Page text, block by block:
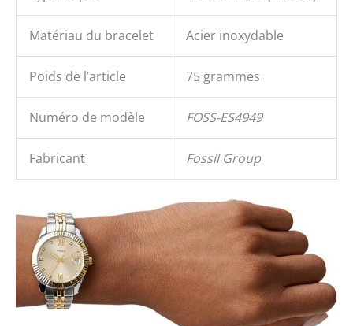
Matériau du bracelet Acier inoxydable
Poids de l’article 75 grammes
Numéro de modèle FOSS-ES4949
Fabricant Fossil Group